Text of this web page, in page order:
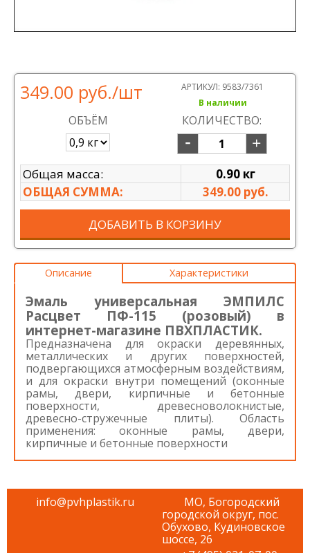
349.00 руб./шт АРТИКУЛ: 9583/7361
В наличии
ОБЪЁМ КОЛИЧЕСТВО:
Общая масса:
0.90 кг
ОБЩАЯ СУММА:
349.00 руб.
ДОБАВИТЬ В КОРЗИНУ
Описание Характеристики
Эмаль универсальная ЭМПИЛС
Расцвет ПФ-115 (розовый) в
интернет-магазине ПВХПЛАСТИК.
Предназначена для окраски деревянных,
металлических и других поверхностей,
подвергающихся атмосферным воздействиям,
и для окраски внутри помещений (оконные
рамы, двери, кирпичные и бетонные
поверхности, древесноволокнистые,
древесно-стружечные плиты). Область
применения: оконные рамы, двери,
кирпичные и бетонные поверхности
info@pvhplastik.ru
МО, Богородский
городской округ, пос.
Обухово, Кудиновское
шоссе, 26